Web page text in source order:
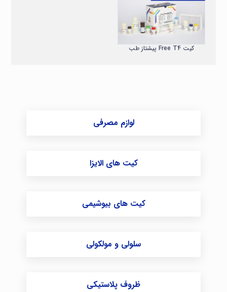
کیت Free T4 پیشتاز طب
مقایسه
لوازم مصرفی
کیت های الایزا
کیت های بیوشیمی
سلولی و مولکولی
ظروف پلاستیکی